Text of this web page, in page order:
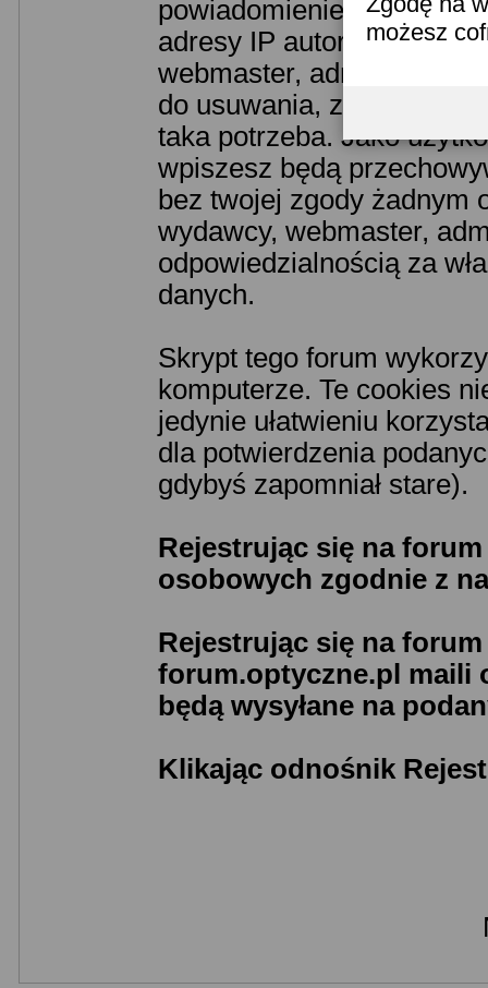
możesz
powiadomieniem
adresy IP autorów.
webmaster, administrator
do usuwania, zmiany lub
taka potrzeba. Jako
wpiszesz będą
bez twojej zgody żadnym
wydawcy, webmaster,
odpowiedzialnością za
danych.
Skrypt tego forum
komputerze. Te cookies
jedynie ułatwieniu
dla potwierdzenia
gdybyś zapomniał stare).
Rejestrując się na
osobowych zgodnie z
Rejestrując się na
forum.optyczne.pl maili
będą wysyłane na
Klikając odnośnik